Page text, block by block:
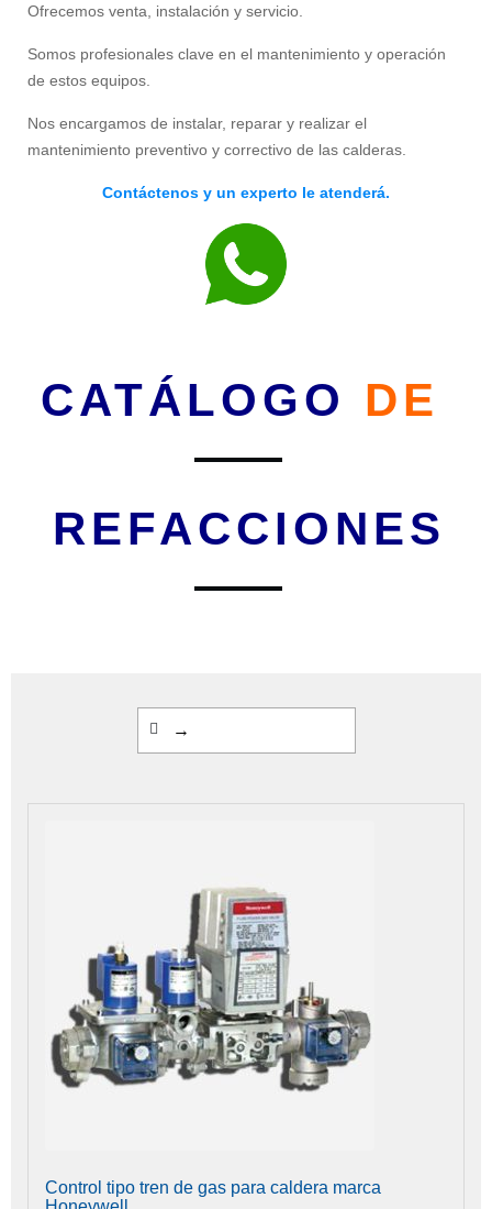
Ofrecemos venta, instalación y servicio.
Somos profesionales clave en el mantenimiento y operación
de estos equipos.
Nos encargamos de instalar, reparar y realizar el
mantenimiento preventivo y correctivo de las calderas.
Contáctenos y un experto le atenderá.
CATÁLOGO DE
REFACCIONES
→
Control tipo tren de gas para caldera marca